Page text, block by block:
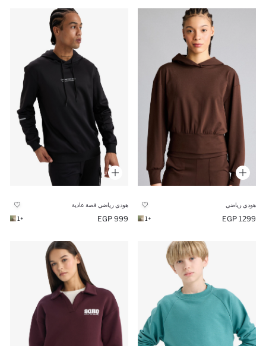
هودي رياضي
1299 EGP
+1
هودي رياضي قصة عادية
999 EGP
+1